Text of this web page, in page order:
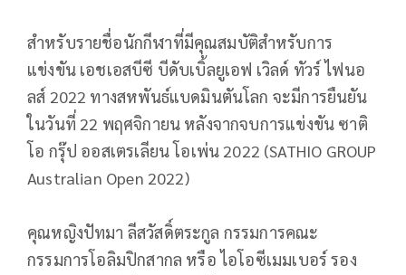
สำหรับรายชื่อนักกีฬาที่มีคุณสมบัติสำหรับการ
แข่งขัน เอชเอสบีซี บีดับเบิ้ลยูเอฟ เวิลด์ ทัวร์ ไฟนอ
ลส์ 2022 ทางสหพันธ์แบดมินตันโลก จะมีการยืนยัน
ในวันที่ 22 พฤศจิกายน หลังจากจบการแข่งขัน ซาติ
โอ กรุ๊ป ออสเตรเลียน โอเพ่น 2022 (SATHIO GROUP
Australian Open 2022)
คุณหญิงปัทมา ลีสวัสดิ์ตระกูล กรรมการคณะ
กรรมการโอลิมปิกสากล หรือ ไอโอซีเมมเบอร์ รอง